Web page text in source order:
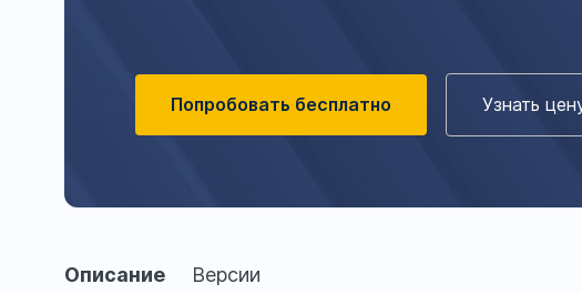
Попробовать бесплатно Узнать
Описание
Описание Версии